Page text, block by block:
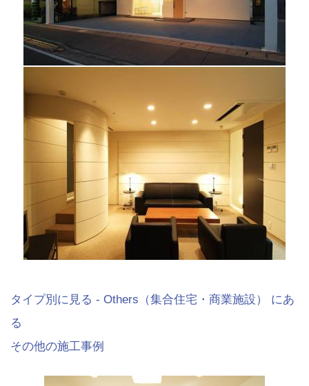
タイプ別に見る - Others（集合住宅・商業施設） にあ
る
その他の施工事例